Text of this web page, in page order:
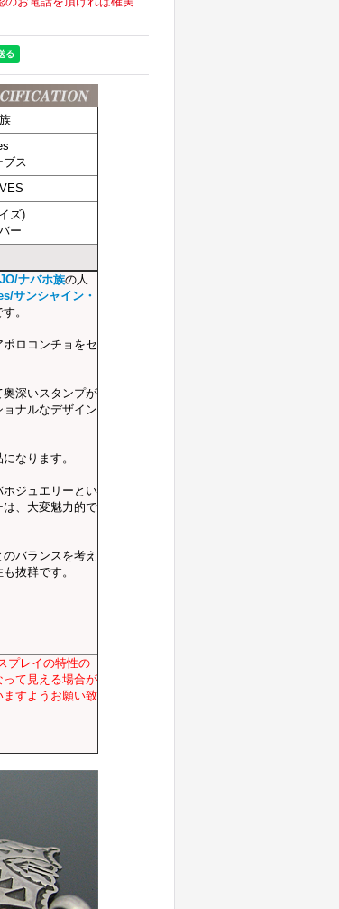
ブス
ズ)
ー
ナバホ族の人
サンシャイン・
。
ロコンチョをセ
深いスタンプが
ナルなデザイン
なります。
ホジュエリーとい
は、大変魅力的で
のバランスを考え
抜群です。
プレイの特性の
て見える場合が
すようお願い致